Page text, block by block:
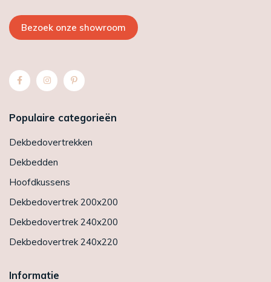
Bezoek onze showroom
Populaire categorieën
Dekbedovertrekken
Dekbedden
Hoofdkussens
Dekbedovertrek 200x200
Dekbedovertrek 240x200
Dekbedovertrek 240x220
Informatie